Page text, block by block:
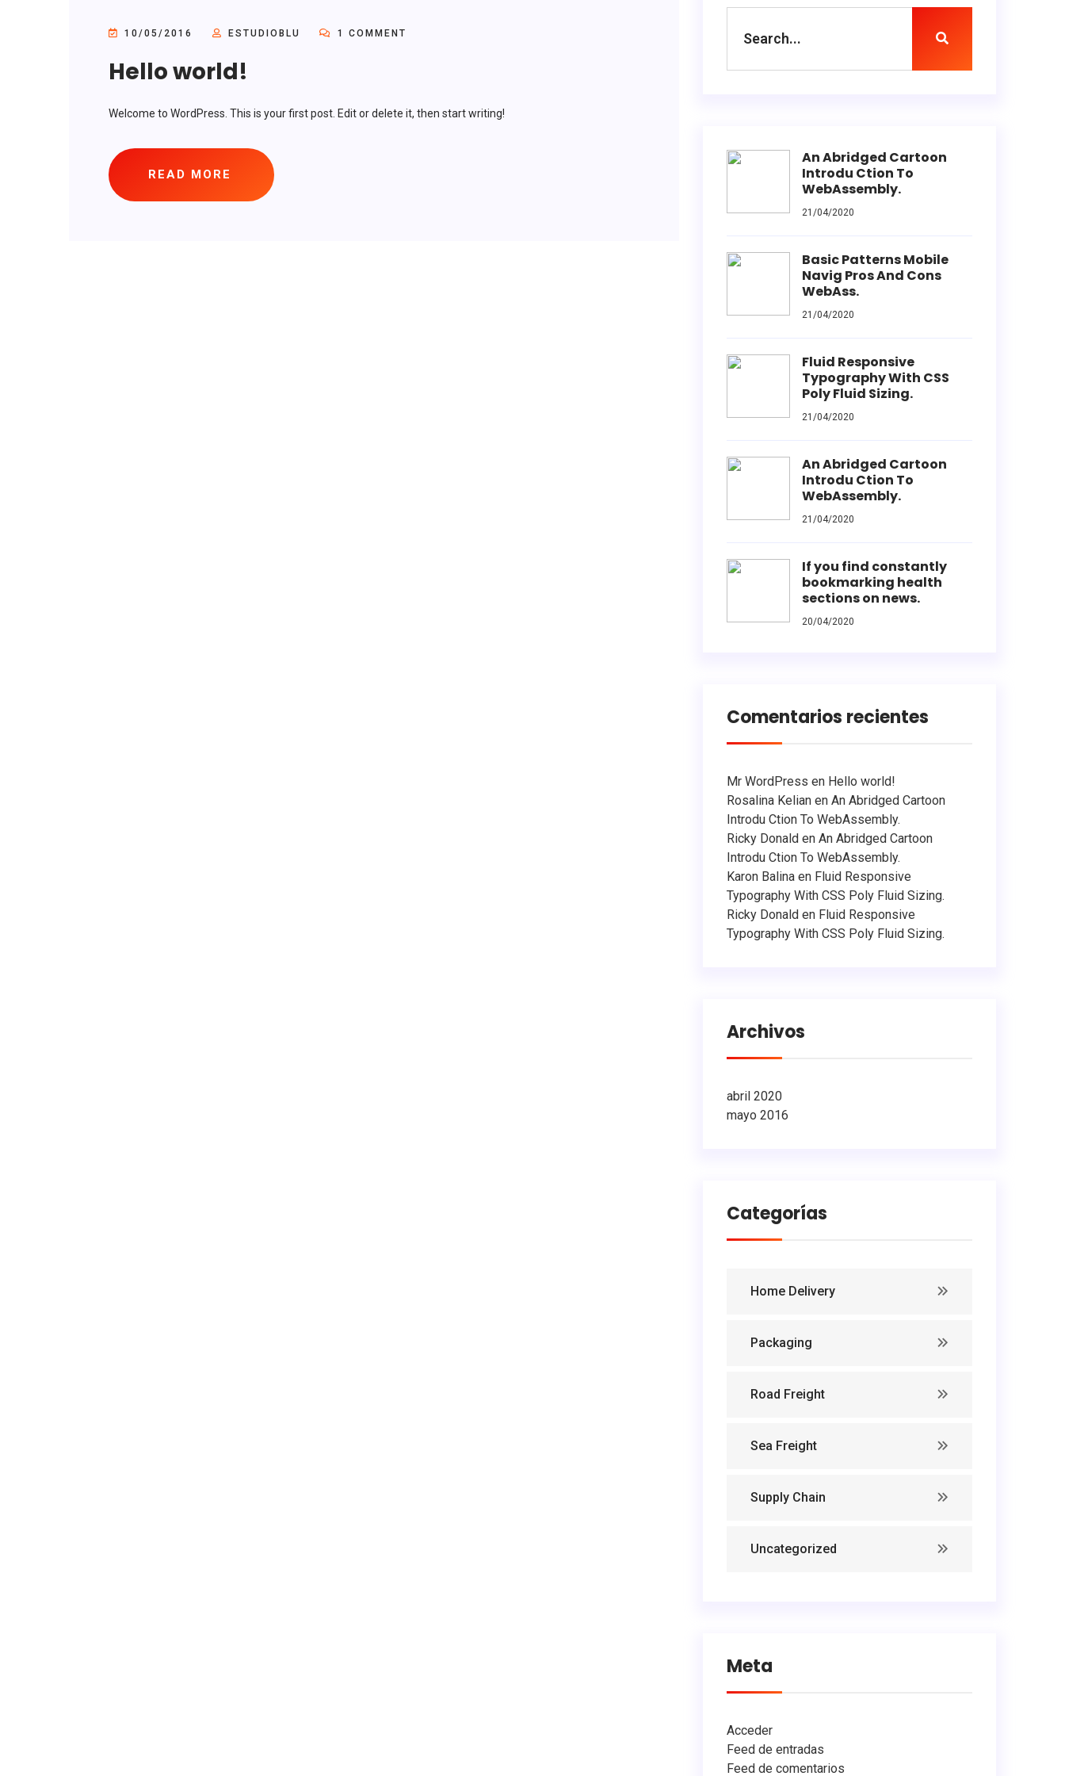
10/05/2016 ESTUDIOBLU 1 COMMENT
Hello world!
Welcome to WordPress. This is your first post. Edit or delete it, then start writing!
READ MORE
An Abridged Cartoon
Introdu Ction To
WebAssembly.
21/04/2020
Basic Patterns Mobile
Navig Pros And Cons
WebAss.
21/04/2020
Fluid Responsive
Typography With CSS
Poly Fluid Sizing.
21/04/2020
An Abridged Cartoon
Introdu Ction To
WebAssembly.
21/04/2020
If you find constantly
bookmarking health
sections on news.
20/04/2020
Comentarios recientes
Mr WordPress en Hello world!
Rosalina Kelian en An Abridged Cartoon
Introdu Ction To WebAssembly.
Ricky Donald en An Abridged Cartoon
Introdu Ction To WebAssembly.
Karon Balina en Fluid Responsive
Typography With CSS Poly Fluid Sizing.
Ricky Donald en Fluid Responsive
Typography With CSS Poly Fluid Sizing.
Archivos
abril 2020
mayo 2016
Categorías
Home Delivery
Packaging
Road Freight
Sea Freight
Supply Chain
Uncategorized
Meta
Acceder
Feed de entradas
Feed de comentarios